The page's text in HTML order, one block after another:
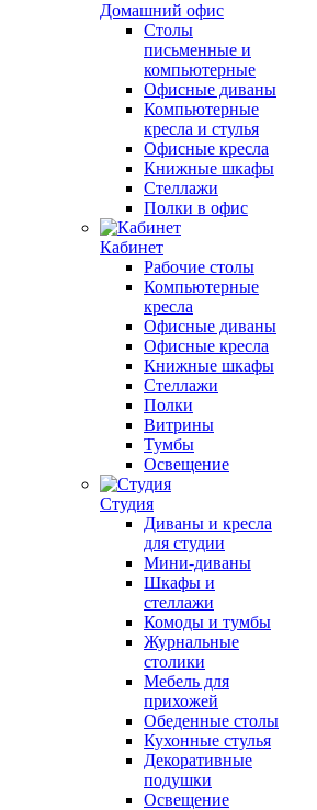
Домашний офис
Столы
письменные и
компьютерные
Офисные диваны
Компьютерные
кресла и стулья
Офисные кресла
Книжные шкафы
Стеллажи
Полки в офис
Кабинет
Рабочие столы
Компьютерные
кресла
Офисные диваны
Офисные кресла
Книжные шкафы
Стеллажи
Полки
Витрины
Тумбы
Освещение
Студия
Диваны и кресла
для студии
Мини-диваны
Шкафы и
стеллажи
Комоды и тумбы
Журнальные
столики
Мебель для
прихожей
Обеденные столы
Кухонные стулья
Декоративные
подушки
Освещение